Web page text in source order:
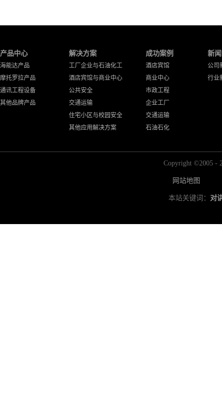
产品中心
海能达产品
摩托罗拉产品
通讯工程设备
其他品牌产品
解决方案
工厂企业与石油化工
酒店宾馆与商业中心
公共安全
交通运输
住宅小区与校园安全
其他应用解决方案
成功案例
酒店宾馆
商业中心
市政工程
企业工厂
交通运输
石油石化
新
公司
行业
Copyright ©2005 -
网站地图
本站关键词： 对